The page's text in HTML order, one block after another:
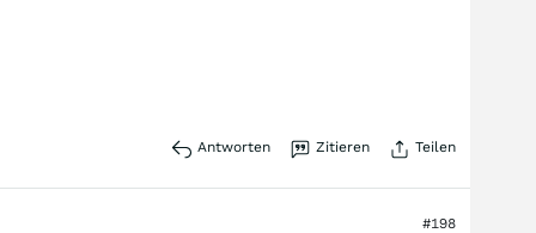
Antworten Zitieren Teilen
#198